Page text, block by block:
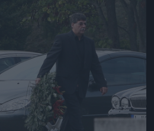
még kép!